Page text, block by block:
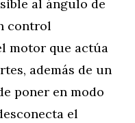
al ángulo de
control
motor que actúa
además de un
poner en modo
el